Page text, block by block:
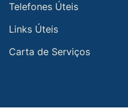
Telefones Úteis
Links Úteis
Carta de Serviços